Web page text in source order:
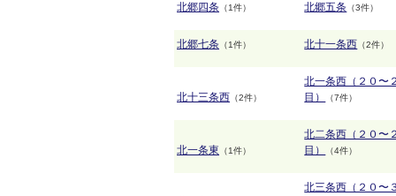
北郷四条 （1件） 北郷五条 （3件）
北郷七条 （1件） 北十一条西 （2件）
北十三条西 （2件）
北一条西（２０〜
目）
（7件）
北一条東 （1件）
北二条西（２０〜
目）
（4件）
北三条西（２０〜